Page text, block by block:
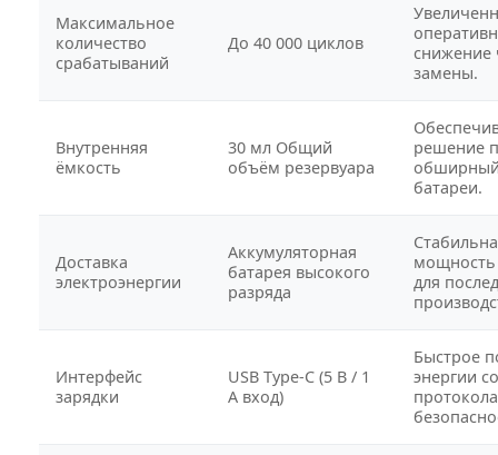
Максимальное
количество
срабатываний
До 40 000 циклов
снижение
замены.
Внутренняя
ёмкость
30 мл Общий
объём резервуара
решение
батареи.
Доставка
электроэнергии
Аккумуляторная
батарея высокого
разряда
для
Интерфейс
зарядки
USB Type-C (5 В / 1
А вход)
Быстрое
энергии